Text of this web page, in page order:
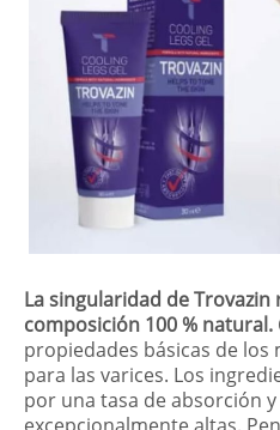
La singularidad de Trovazin
composición 100 % natural.
propiedades básicas de
para las varices. Los
por una tasa de absorción